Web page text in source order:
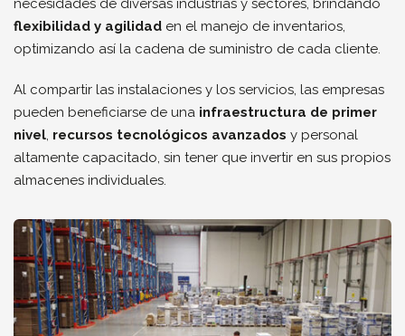
necesidades de diversas industrias y sectores, brindando
flexibilidad y agilidad en el manejo de inventarios,
optimizando así la cadena de suministro de cada cliente.
Al compartir las instalaciones y los servicios, las empresas
pueden beneficiarse de una infraestructura de primer
nivel, recursos tecnológicos avanzados y personal
altamente capacitado, sin tener que invertir en sus propios
almacenes individuales.